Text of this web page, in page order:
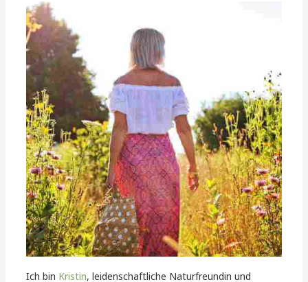
Ich bin Kristin, leidenschaftliche Naturfreundin und